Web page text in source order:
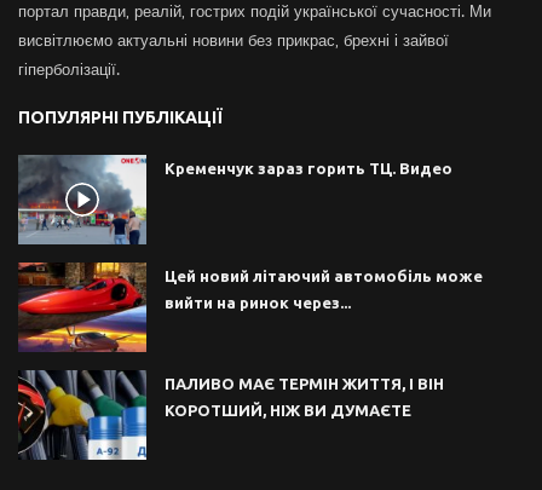
портал правди, реалій, гострих подій української сучасності. Ми
висвітлюємо актуальні новини без прикрас, брехні і зайвої
гіперболізації.
ПОПУЛЯРНІ ПУБЛІКАЦІЇ
Кременчук зараз горить ТЦ. Видео
Цей новий літаючий автомобіль може
вийти на ринок через...
ПАЛИВО МАЄ ТЕРМІН ЖИТТЯ, І ВІН
КОРОТШИЙ, НІЖ ВИ ДУМАЄТЕ